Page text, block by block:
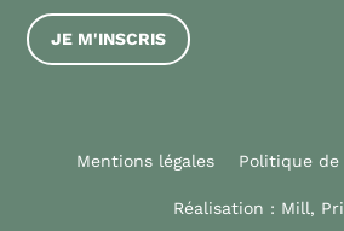
JE M'INSCRIS
Mentions légales Politique
Réalisation : Mill,